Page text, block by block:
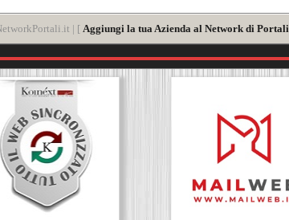
| [ Aggiungi la tua Azienda al Network di Portali